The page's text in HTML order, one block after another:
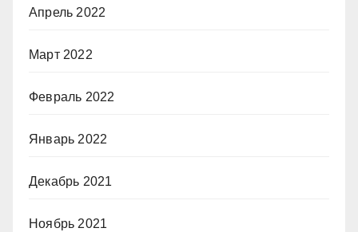
Апрель 2022
Март 2022
Февраль 2022
Январь 2022
Декабрь 2021
Ноябрь 2021